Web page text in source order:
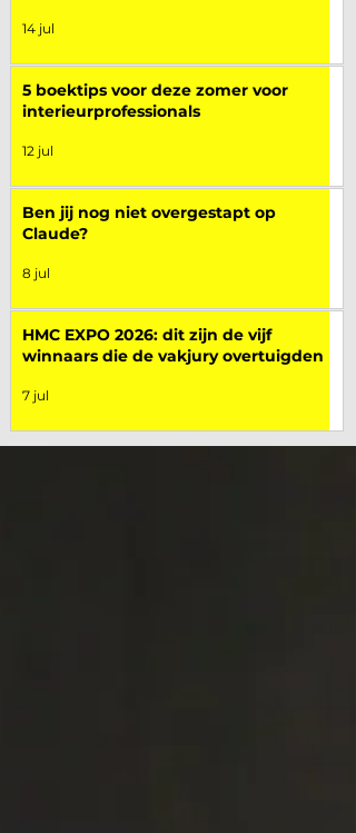
14 jul
5 boektips voor deze zomer voor
interieurprofessionals
12 jul
Ben jij nog niet overgestapt op
Claude?
8 jul
HMC EXPO 2026: dit zijn de vijf
winnaars die de vakjury overtuigden
7 jul